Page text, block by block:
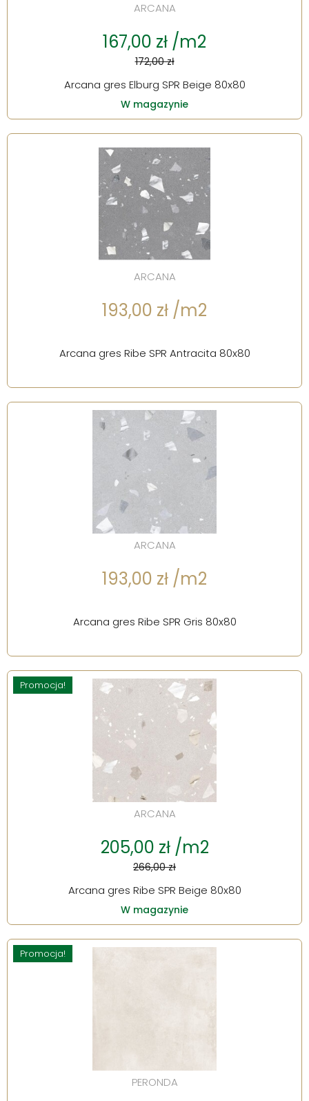
ARCANA
167,00 zł /m2
172,00 zł
Arcana gres Elburg SPR Beige 80x80
W magazynie
ARCANA
193,00 zł /m2
Arcana gres Ribe SPR Antracita 80x80
ARCANA
193,00 zł /m2
Arcana gres Ribe SPR Gris 80x80
Promocja!
ARCANA
205,00 zł /m2
266,00 zł
Arcana gres Ribe SPR Beige 80x80
W magazynie
Promocja!
PERONDA